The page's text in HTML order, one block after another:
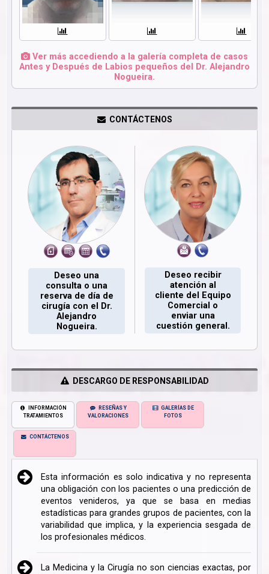
Ver más accediendo a la galería completa de casos
Antes y Después de Labios pequeños del Dr. Alejandro
Nogueira.
CONTÁCTENOS
Deseo una
consulta o una
reserva de día de
cirugía con el Dr.
Alejandro
Nogueira.
Deseo recibir
atención al
cliente del Equipo
Comercial o
enviar una
cuestión general.
DESCARGO DE RESPONSABILIDAD
INFORMACIÓN
TRATAMIENTOS
RESEÑAS Y
VALORACIONES
GALERÍAS DE
FOTOS
CONTÁCTENOS
Esta información es solo indicativa y no representa
una obligación con los pacientes o una predicción de
eventos venideros, ya que se basa en medias
estadísticas para grandes grupos de pacientes, con la
variabilidad que implica, y la experiencia sesgada de
los profesionales médicos.
La Medicina y la Cirugía no son ciencias exactas, por